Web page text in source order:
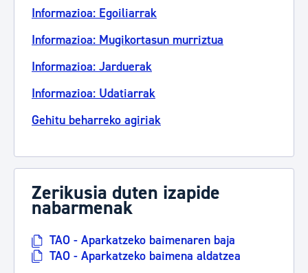
Informazioa: Egoiliarrak
Informazioa: Mugikortasun murriztua
Informazioa: Jarduerak
Informazioa: Udatiarrak
Gehitu beharreko agiriak
Zerikusia duten izapide
nabarmenak
TAO - Aparkatzeko baimenaren baja
TAO - Aparkatzeko baimena aldatzea